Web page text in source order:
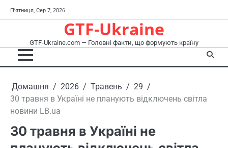
до
П’ятниця, Сер 7, 2026
GTF-Ukraine
GTF-Ukraine.com — Головні факти, що формують країну
Домашня 2026 Травень
29
30 травня в Україні не планують відключень світла
новини LB.ua
30 травня в Україні не